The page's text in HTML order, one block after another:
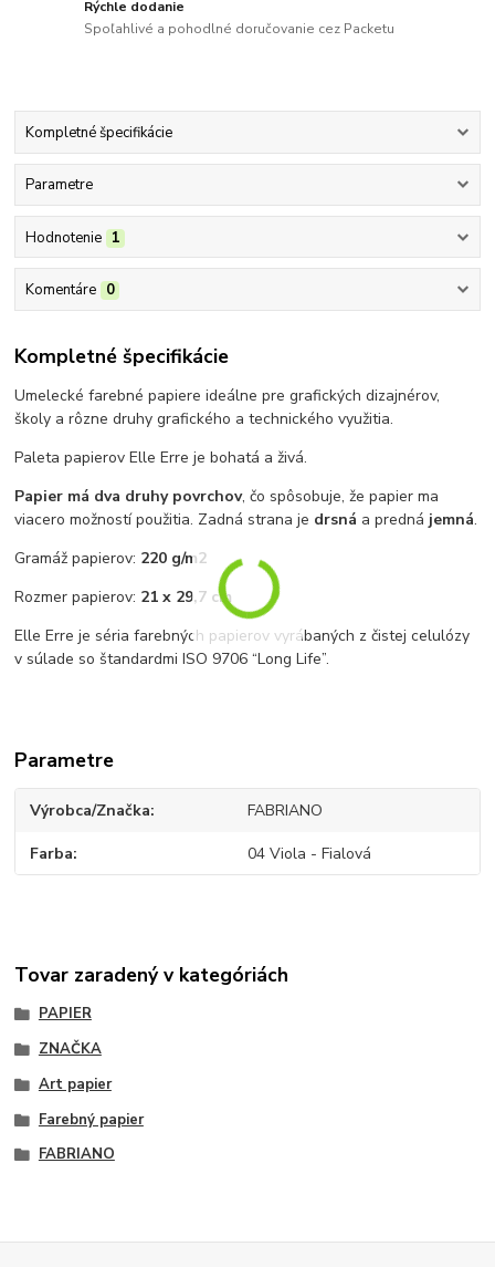
Rýchle dodanie
Spoľahlivé a pohodlné doručovanie cez Packetu
Kompletné špecifikácie
Parametre
Hodnotenie 1
Komentáre 0
Kompletné špecifikácie
Umelecké farebné papiere ideálne pre grafických dizajnérov,
školy a rôzne druhy grafického a technického využitia.
Paleta papierov Elle Erre je bohatá a živá.
Papier má dva druhy povrchov, čo spôsobuje, že papier ma
viacero možností použitia. Zadná strana je drsná a predná jemná.
Gramáž papierov: 220 g/m2
Rozmer papierov: 21 x 29,7 cm
Elle Erre je séria farebných papierov vyrábaných z čistej celulózy
v súlade so štandardmi ISO 9706 “Long Life”.
Parametre
Výrobca/Značka FABRIANO
Farba 04 Viola - Fialová
Tovar zaradený v kategóriách
PAPIER
ZNAČKA
Art papier
Farebný papier
FABRIANO